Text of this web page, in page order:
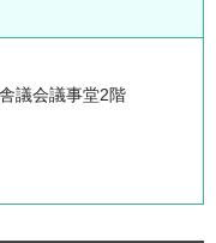
議会議事堂2階